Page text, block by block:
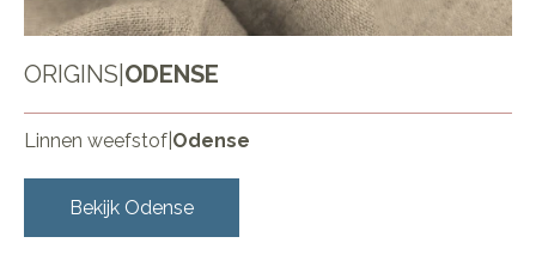
ORIGINS ODENSE
Linnen weefstof Odense
Bekijk Odense